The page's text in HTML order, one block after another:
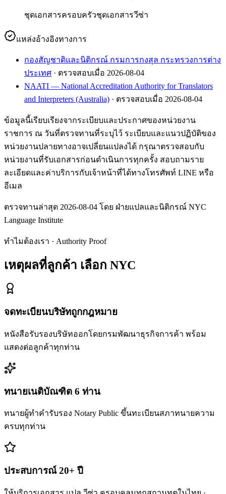
ชุดเอกสารครอบครัวชุดเอกสารวีซ่า
แหล่งอ้างอิงทางการ
กองสัญชาติและนิติกรณ์ กรมการกงสุล กระทรวงการต่าง
ประเทศ · ตรวจสอบเมื่อ 2026-08-04
NAATI — National Accreditation Authority for Translators
and Interpreters (Australia) · ตรวจสอบเมื่อ 2026-08-04
ข้อมูลนี้เรียบเรียงจากระเบียบและประกาศของหน่วยงาน
ราชการ ณ วันที่ตรวจทานที่ระบุไว้ ระเบียบและแนวปฏิบัติของ
หน่วยงานปลายทางอาจเปลี่ยนแปลงได้ กรุณาตรวจสอบกับ
หน่วยงานที่รับเอกสารก่อนดำเนินการทุกครั้ง สอบถามราย
ละเอียดและค่าบริการกับเจ้าหน้าที่ได้ทางโทรศัพท์ LINE หรือ
อีเมล
ตรวจทานล่าสุด 2026-08-04 โดย ฝ่ายแปลและนิติกรณ์ NYC
Language Institute
ทำไมต้องเรา · Authority Proof
เหตุผลที่ลูกค้า เลือก NYC
จดทะเบียนบริษัทถูกกฎหมาย
หนังสือรับรองบริษัทออกโดยกรมพัฒนาธุรกิจการค้า พร้อม
แสดงต่อลูกค้าทุกท่าน
ทนายเนติบัณฑิต 6 ท่าน
ทนายผู้ทำคำรับรอง Notary Public ขึ้นทะเบียนสภาทนายความ
ครบทุกท่าน
ประสบการณ์ 20+ ปี